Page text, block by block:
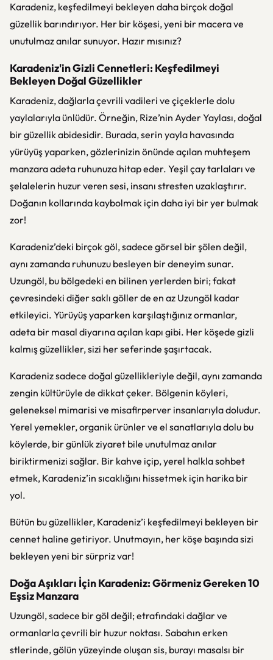
Karadeniz, keşfedilmeyi bekleyen daha birçok doğal
güzellik barındırıyor. Her bir köşesi, yeni bir macera ve
unutulmaz anılar sunuyor. Hazır mısınız?
Karadeniz'in Gizli Cennetleri: Keşfedilmeyi
Bekleyen Doğal Güzellikler
Karadeniz, dağlarla çevrili vadileri ve çiçeklerle dolu
yaylalarıyla ünlüdür. Örneğin, Rize’nin Ayder Yaylası, doğal
bir güzellik abidesidir. Burada, serin yayla havasında
yürüyüş yaparken, gözlerinizin önünde açılan muhteşem
manzara adeta ruhunuza hitap eder. Yeşil çay tarlaları ve
şelalelerin huzur veren sesi, insanı stresten uzaklaştırır.
Doğanın kollarında kaybolmak için daha iyi bir yer bulmak
zor!
Karadeniz’deki birçok göl, sadece görsel bir şölen değil,
aynı zamanda ruhunuzu besleyen bir deneyim sunar.
Uzungöl, bu bölgedeki en bilinen yerlerden biri; fakat
çevresindeki diğer saklı göller de en az Uzungöl kadar
etkileyici. Yürüyüş yaparken karşılaştığınız ormanlar,
adeta bir masal diyarına açılan kapı gibi. Her köşede gizli
kalmış güzellikler, sizi her seferinde şaşırtacak.
Karadeniz sadece doğal güzellikleriyle değil, aynı zamanda
zengin kültürüyle de dikkat çeker. Bölgenin köyleri,
geleneksel mimarisi ve misafirperver insanlarıyla doludur.
Yerel yemekler, organik ürünler ve el sanatlarıyla dolu bu
köylerde, bir günlük ziyaret bile unutulmaz anılar
biriktirmenizi sağlar. Bir kahve içip, yerel halkla sohbet
etmek, Karadeniz’in sıcaklığını hissetmek için harika bir
yol.
Bütün bu güzellikler, Karadeniz’i keşfedilmeyi bekleyen bir
cennet haline getiriyor. Unutmayın, her köşe başında sizi
bekleyen yeni bir sürpriz var!
Doğa Aşıkları İçin Karadeniz: Görmeniz Gereken 10
Eşsiz Manzara
Uzungöl, sadece bir göl değil; etrafındaki dağlar ve
ormanlarla çevrili bir huzur noktası. Sabahın erken
stlerinde, gölün yüzeyinde oluşan sis, burayı masalsı bir